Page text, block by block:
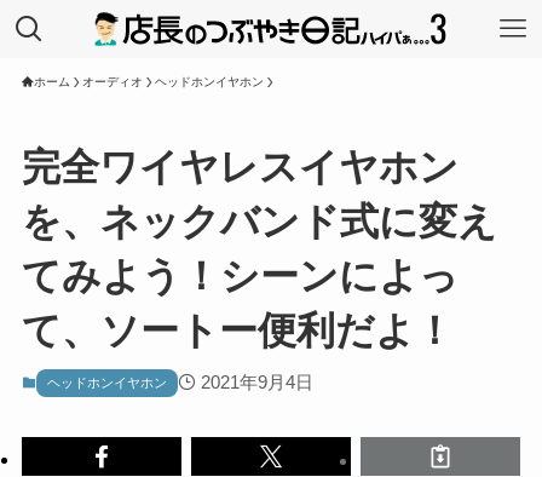
ホーム オーディオ ヘッドホンイヤホン
完全ワイヤレスイヤホン
を、ネックバンド式に変え
てみよう！シーンによっ
て、ソートー便利だよ！
ヘッドホンイヤホン 2021年9月4日